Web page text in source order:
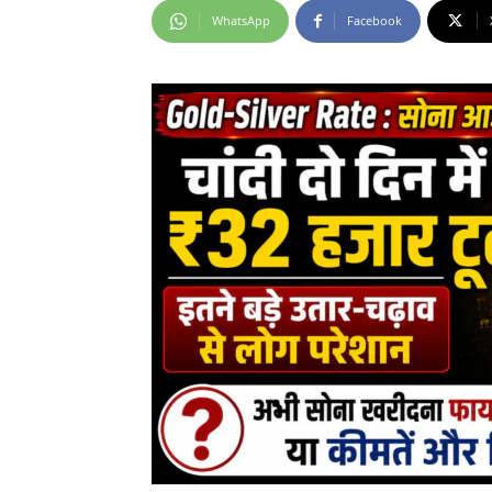
WhatsApp Facebook